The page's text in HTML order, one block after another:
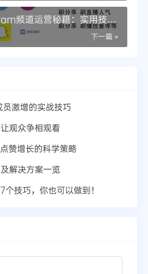
频道运营秘籍：实用技巧
下一篇 »
激增的实战技巧
观众争相观看
赞增长的科学策略
解决方案一览
技巧，你也可以做到！